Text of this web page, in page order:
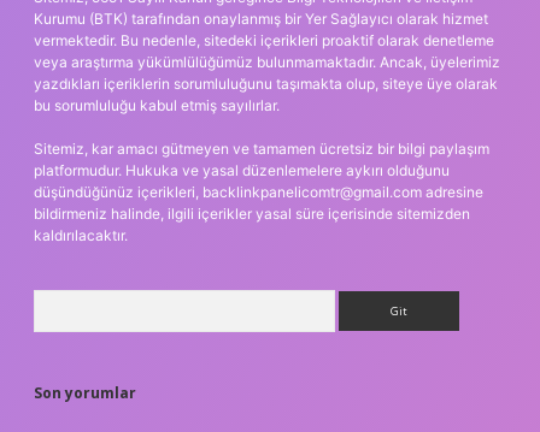
Kurumu (BTK) tarafından onaylanmış bir Yer Sağlayıcı olarak hizmet
vermektedir. Bu nedenle, sitedeki içerikleri proaktif olarak denetleme
veya araştırma yükümlülüğümüz bulunmamaktadır. Ancak, üyelerimiz
yazdıkları içeriklerin sorumluluğunu taşımakta olup, siteye üye olarak
bu sorumluluğu kabul etmiş sayılırlar.
Sitemiz, kar amacı gütmeyen ve tamamen ücretsiz bir bilgi paylaşım
platformudur. Hukuka ve yasal düzenlemelere aykırı olduğunu
düşündüğünüz içerikleri, backlinkpanelicomtr@gmail.com adresine
bildirmeniz halinde, ilgili içerikler yasal süre içerisinde sitemizden
kaldırılacaktır.
Son yorumlar